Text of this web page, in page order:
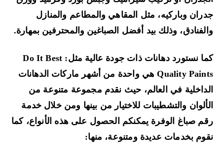
وباركيه، مثل المقاهي والمطاعم والمنازل
وذلك بيد أفضل الصباغين والمحترفين بمهارة.
كما نستورد دهانات ذات جودة عالية مثل: Do It Best
Quality Paints هي واحدة من أشهر ماركات الدهانات
في العالم، حيث نقدم مجموعة متنوعة من
والتشطيبات للاختيار من بينها ومن خلال خدمة
صباغ الوفرة يمكنكم الحصول على هذه الأنواع، كما
بخدمات عديدة ومتنوعة، منها: